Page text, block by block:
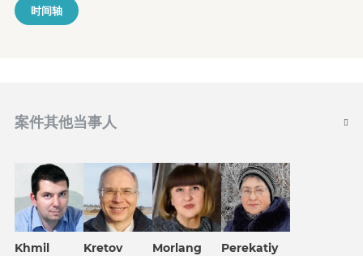
时间轴
案件其他当事人
Khmil
Kretov
Morlang
Perekatiy